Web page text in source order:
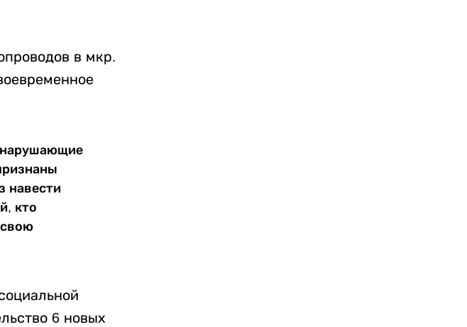
в мкр.
нарушающие
навести
кто
свою
6 новых